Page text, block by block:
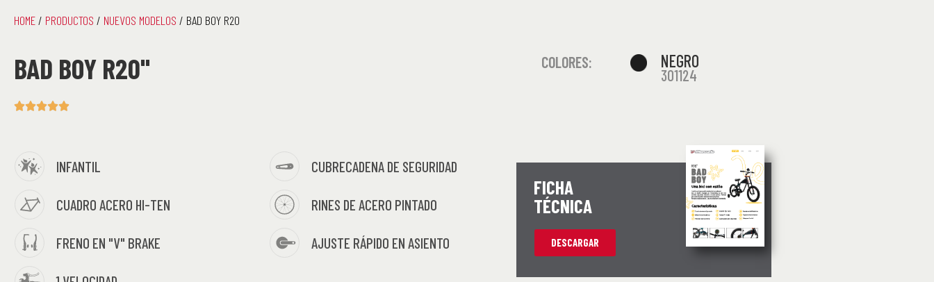
HOME/ PRODUCTOS / NUEVOS MODELOS / BAD BOY R20
BAD BOY R20"

COLORES: NEGRO
301124
INFANTIL
CUADRO ACERO HI-TEN
FRENO EN "V" BRAKE
CUBRECADENA DE SEGURIDAD
RINES DE ACERO PINTADO
AJUSTE RÁPIDO EN ASIENTO
FICHA
TÉCNICA
DESCARGAR